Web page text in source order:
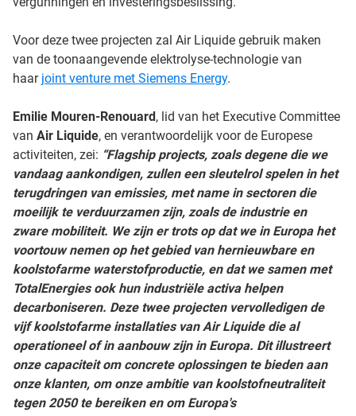
Voor deze twee projecten zal Air Liquide gebruik maken
van de toonaangevende elektrolyse-technologie van
haar joint venture met Siemens Energy.
Emilie Mouren-Renouard, lid van het Executive Committee
van Air Liquide, en verantwoordelijk voor de Europese
activiteiten, zei: “Flagship projects, zoals degene die we
vandaag aankondigen, zullen een sleutelrol spelen in het
terugdringen van emissies, met name in sectoren die
moeilijk te verduurzamen zijn, zoals de industrie en
zware mobiliteit. We zijn er trots op dat we in Europa het
voortouw nemen op het gebied van hernieuwbare en
koolstofarme waterstofproductie, en dat we samen met
TotalEnergies ook hun industriële activa helpen
decarboniseren. Deze twee projecten vervolledigen de
vijf koolstofarme installaties van Air Liquide die al
operationeel of in aanbouw zijn in Europa. Dit illustreert
onze capaciteit om concrete oplossingen te bieden aan
onze klanten, om onze ambitie van koolstofneutraliteit
tegen 2050 te bereiken en om Europa's